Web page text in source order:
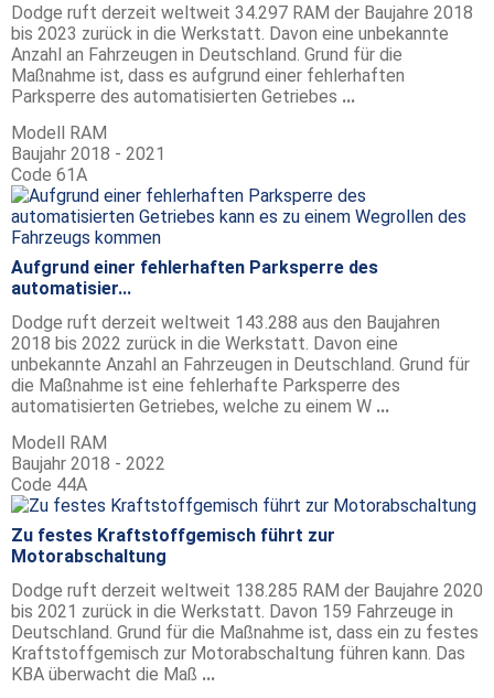
Dodge ruft derzeit weltweit 34.297 RAM der Baujahre 2018
bis 2023 zurück in die Werkstatt. Davon eine unbekannte
Anzahl an Fahrzeugen in Deutschland. Grund für die
Maßnahme ist, dass es aufgrund einer fehlerhaften
Parksperre des automatisierten Getriebes ...
Modell RAM
Baujahr 2018 - 2021
Code 61A
Aufgrund einer fehlerhaften Parksperre des
automatisier...
Dodge ruft derzeit weltweit 143.288 aus den Baujahren
2018 bis 2022 zurück in die Werkstatt. Davon eine
unbekannte Anzahl an Fahrzeugen in Deutschland. Grund für
die Maßnahme ist eine fehlerhafte Parksperre des
automatisierten Getriebes, welche zu einem W ...
Modell RAM
Baujahr 2018 - 2022
Code 44A
Zu festes Kraftstoffgemisch führt zur
Motorabschaltung
Dodge ruft derzeit weltweit 138.285 RAM der Baujahre 2020
bis 2021 zurück in die Werkstatt. Davon 159 Fahrzeuge in
Deutschland. Grund für die Maßnahme ist, dass ein zu festes
Kraftstoffgemisch zur Motorabschaltung führen kann. Das
KBA überwacht die Maß ...